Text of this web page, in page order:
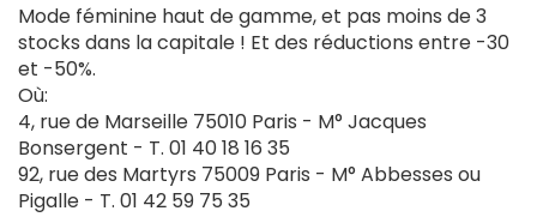
Mode féminine haut de gamme, et pas moins de 3
stocks dans la capitale ! Et des réductions entre -30
et -50%.
Où:
4, rue de Marseille 75010 Paris - M° Jacques
Bonsergent - T. 01 40 18 16 35
92, rue des Martyrs 75009 Paris - M° Abbesses ou
Pigalle - T. 01 42 59 75 35